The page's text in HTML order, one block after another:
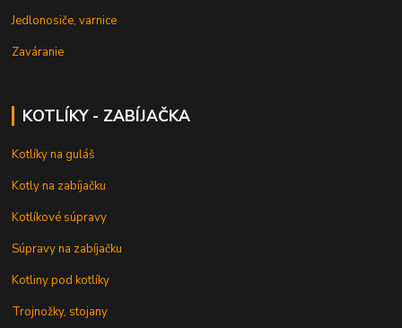
Jedlonosiče, varnice
Zaváranie
KOTLÍKY - ZABÍJAČKA
Kotlíky na guláš
Kotly na zabíjačku
Kotlíkové súpravy
Súpravy na zabíjačku
Kotliny pod kotlíky
Trojnožky, stojany